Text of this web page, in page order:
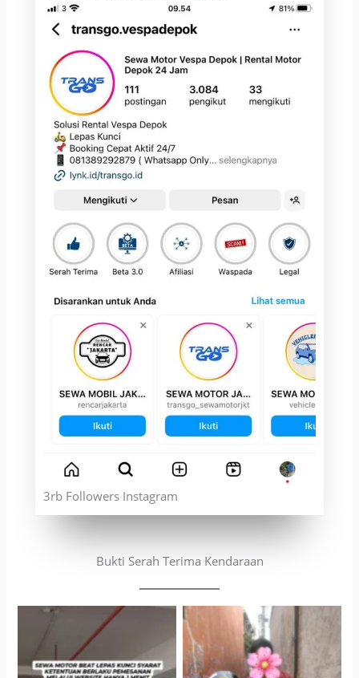
3rb Followers Instagram
Bukti Serah Terima Kendaraan